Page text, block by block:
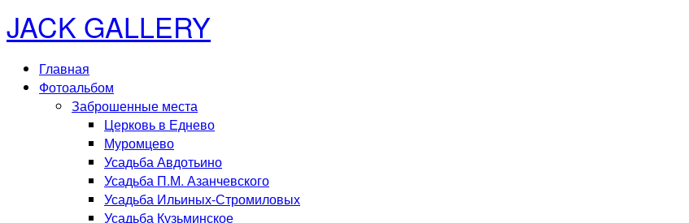
JACK GALLERY
Главная
Фотоальбом
Заброшенные места
Церковь в Еднево
Муромцево
Усадьба Авдотьино
Усадьба П.М. Азанчевского
Усадьба Ильиных-Стромиловых
Усадьба Кузьминское